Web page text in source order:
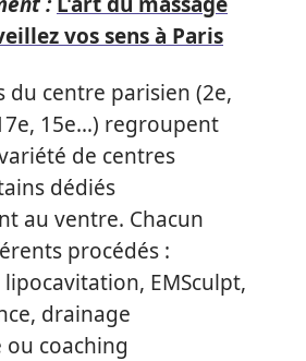
vos sens à Paris
du centre parisien (2e,
15e…) regroupent
de centres
dédiés
au ventre. Chacun
procédés :
EMSculpt,
drainage
coaching